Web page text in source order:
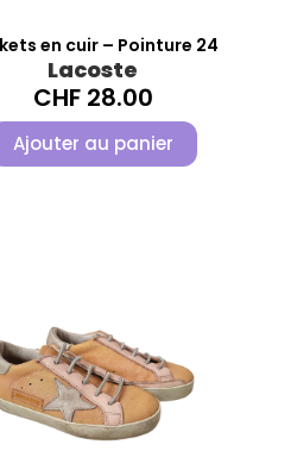
en cuir – Pointure 24
Lacoste
CHF28.00
Ajouter au panier